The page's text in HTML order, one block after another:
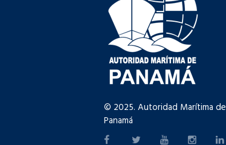
© 2025. Autoridad Marítima de
Panamá